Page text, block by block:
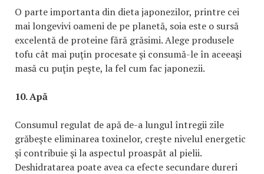
O parte importanta din dieta japonezilor, printre cei
mai longevivi oameni de pe planetă, soia este o sursă
excelentă de proteine fără grăsimi. Alege produsele
tofu cât mai puţin procesate şi consumă-le în aceeaşi
masă cu puţin peşte, la fel cum fac japonezii.
10. Apă
Consumul regulat de apă de-a lungul întregii zile
grăbeşte eliminarea toxinelor, creşte nivelul energetic
şi contribuie şi la aspectul proaspăt al pielii.
Deshidratarea poate avea ca efecte secundare dureri